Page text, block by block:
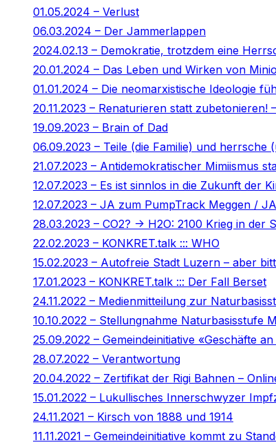
01.05.2024 – Verlust
06.03.2024 – Der Jammerlappen
2024.02.13 – Demokratie, trotzdem eine
20.01.2024 – Das Leben und Wirken von
01.01.2024 – Die neomarxistische Ideologie
20.11.2023 – Renaturieren statt
19.09.2023 – Brain of Dad
06.09.2023 – Teile (die Familie) und herrsche
21.07.2023 – Antidemokratischer Mimiismus
12.07.2023 – Es ist sinnlos in die Zukunft der
12.07.2023 – JA zum PumpTrack Meggen /
28.03.2023 – CO2? -> H2O: 2100 Krieg in der
22.02.2023 – KONKRET.talk ::: WHO
15.02.2023 – Autofreie Stadt Luzern – aber
17.01.2023 – KONKRET.talk ::: Der Fall Berset
24.11.2022 – Medienmitteilung zur
10.10.2022 – Stellungnahme Naturbasisstufe
25.09.2022 – Gemeindeinitiative «Geschäfte
28.07.2022 – Verantwortung
20.04.2022 – Zertifikat der Rigi Bahnen –
15.01.2022 – Lukullisches Innerschwyzer
24.11.2021 – Kirsch von 1888 und 1914
11.11.2021 – Gemeindeinitiative kommt zu